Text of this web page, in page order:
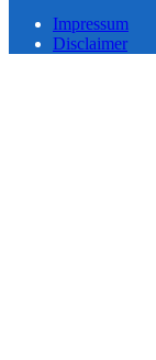
Impressum
Disclaimer